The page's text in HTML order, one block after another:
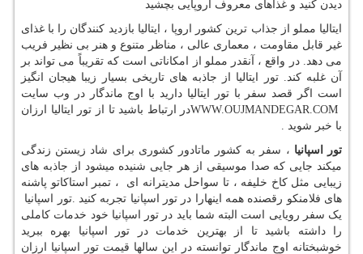
دیدن کنید و غذاهای معروف اروپایی بچشید
ایتالیا مملو از جذاب ترین کشور اروپا ، ایتالیا بازدید کنندگان را با غذای
غیر قابل مقاومت ، معماری عالی ، مناظر متنوع و هنر بی نظیر فریب
می دهد. در واقع ، آنقدر مملو از امکاناتی است که تقریباً می تواند بر
آن غلبه کند. تور ایتالیا از جاذبه های تاریخی بسیار زیبا هیجان انگیز
است اگر قصد سفر با تور ایتالیا دارید با اوج ماندگار در وب سایت
WWW.OUJMANDEGAR.COMدر ارتباط باشید تا از تور ایتالیا ارزان
با خبر شوید .
تور اسپانیا ، سفر به کشور ماتادور کشوری برای شاد زیستن زندگی
میکند جایی که صدا موسیقی از هر جایی شنیده میشود از جاذبه های
زیبایی مثل کاخ خلیفه ، تا سواحل مدیترانه ای ، تمبر استاکاتو پاشنه
های فلامنکو رقصنده همه اینهارا در تور اسپانیا تجربه کنید .تور اسپانیا
یک سفر رویایی است البته شما باید در تور اسپانیا خود خدمات کاملی
را داشته باشید تا از بهترین خدمات در تور اسپانیا بهره ببرید
خوشبختانه اوج ماندگار توانسته در این سالها قیمت تور اسپانیا ارزان